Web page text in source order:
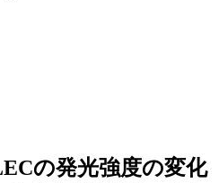
の発光強度の変化